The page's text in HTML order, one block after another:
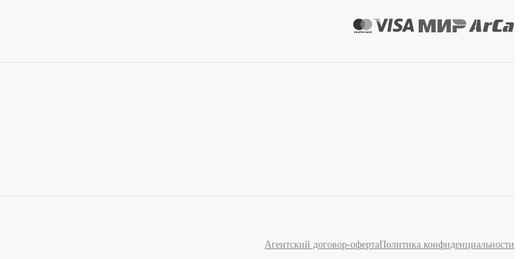
Агентский договор-офертаПолитика конфиденциальности